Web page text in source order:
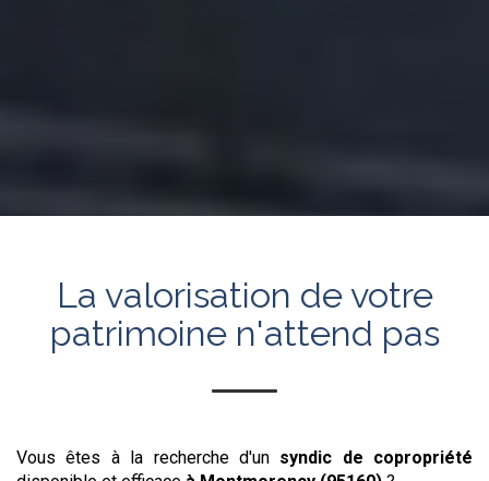
La valorisation de votre
patrimoine n'attend pas
Vous êtes à la recherche d'un syndic de copropriété